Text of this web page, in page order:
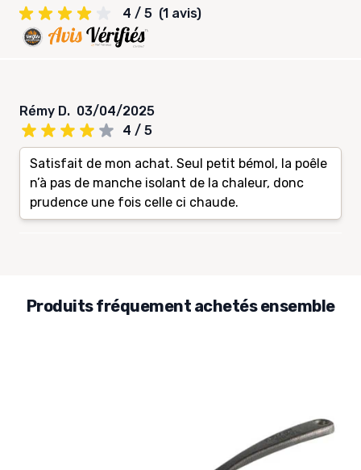
4 / 5 (1 avis)
Rémy D. 03/04/2025
4 / 5
Satisfait de mon achat. Seul petit bémol, la poêle
n’à pas de manche isolant de la chaleur, donc
prudence une fois celle ci chaude.
Produits fréquement achetés ensemble